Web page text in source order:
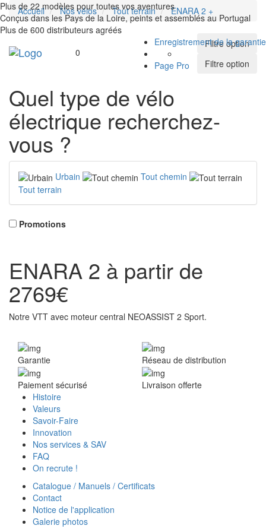
Plus de 22 modèles pour toutes vos aventures
Conçus dans les Pays de la Loire, peints et assemblés au Portugal
Plus de 600 distributeurs agréés
Enregistrement de la garantie
Page Pro
navigation
0
Accueil Nos vélos Tout terrain ENARA 2 +
Filtre option
Filtre option
Quel type de vélo
électrique recherchez-
vous ?
Urbain
Tout chemin
Tout terrain
Promotions
ENARA 2 à partir de
2769€
Notre VTT avec moteur central NEOASSIST 2 Sport.
Garantie Réseau de distribution
Paiement sécurisé
Livraison offerte
Histoire
Valeurs
Savoir-Faire
Innovation
Nos services & SAV
FAQ
On recrute !
Catalogue / Manuels / Certificats
Contact
Notice de l'application
Galerie photos